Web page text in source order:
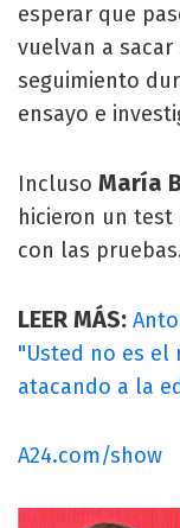
esperar que
vuelvan a
seguimiento
ensayo e
Incluso María
hicieron un test
con las
LEER MÁS:
"Usted no es el
atacando a la
A24.com/show